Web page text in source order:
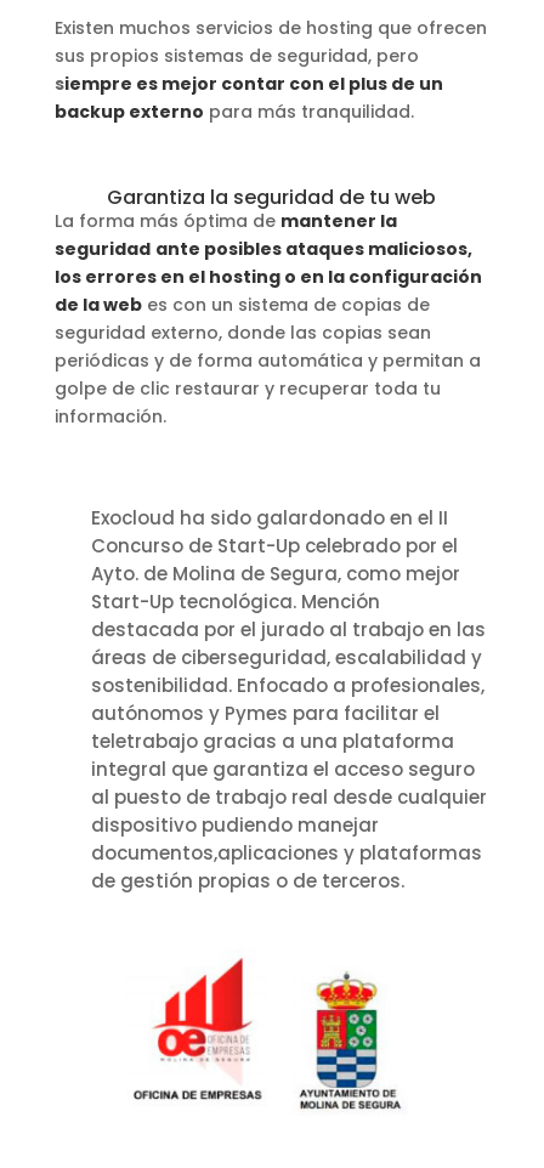
Existen muchos servicios de hosting que ofrecen
sus propios sistemas de seguridad, pero
siempre es mejor contar con el plus de un
backup externo para más tranquilidad.
Garantiza la seguridad de tu web
La forma más óptima de mantener la
seguridad ante posibles ataques maliciosos,
los errores en el hosting o en la configuración
de la webes con un sistema de copias de
seguridad externo, donde las copias sean
periódicas y de forma automática y permitan a
golpe de clic restaurar y recuperar toda tu
información.
Exocloud ha sido galardonado en el II
Concurso de Start-Up celebrado por el
Ayto. de Molina de Segura, como mejor
Start-Up tecnológica. Mención
destacada por el jurado al trabajo en las
áreas de ciberseguridad, escalabilidad y
sostenibilidad. Enfocado a profesionales,
autónomos y Pymes para facilitar el
teletrabajo gracias a una plataforma
integral que garantiza el acceso seguro
al puesto de trabajo real desde cualquier
dispositivo pudiendo manejar
documentos,aplicaciones y plataformas
de gestión propias o de terceros.